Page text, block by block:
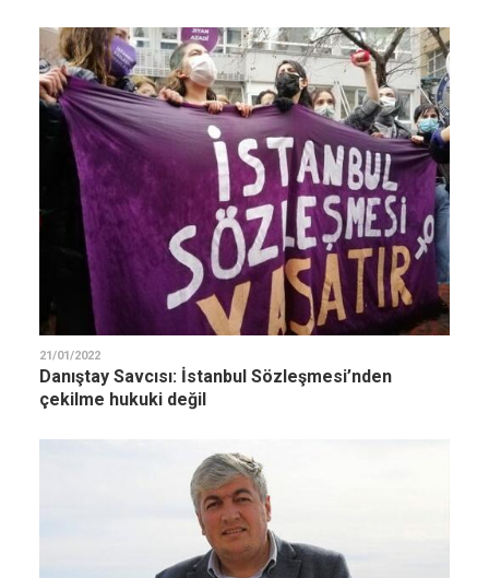
21/01/2022
Danıştay Savcısı: İstanbul Sözleşmesi’nden
çekilme hukuki değil